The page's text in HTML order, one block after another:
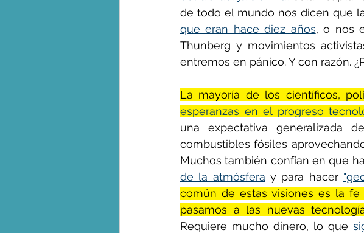
de todo el mundo nos dicen que
que eran hace diez años, o nos
Thunberg y movimientos
entremos en pánico. Y con razón.
esperanzas en el progreso
una expectativa generalizada
combustibles fósiles
Muchos también confían en que
de la atmósfera y para hacer
común de estas visiones es la
pasamos a las nuevas
Requiere mucho dinero, lo que